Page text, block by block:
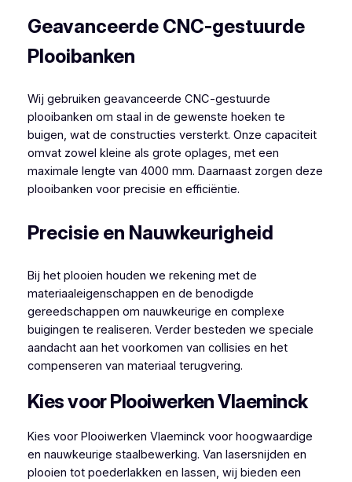
Geavanceerde CNC-gestuurde
Plooibanken
Wij gebruiken geavanceerde CNC-gestuurde
plooibanken om staal in de gewenste hoeken te
buigen, wat de constructies versterkt. Onze capaciteit
omvat zowel kleine als grote oplages, met een
maximale lengte van 4000 mm. Daarnaast zorgen deze
plooibanken voor precisie en efficiëntie.
Precisie en Nauwkeurigheid
Bij het plooien houden we rekening met de
materiaaleigenschappen en de benodigde
gereedschappen om nauwkeurige en complexe
buigingen te realiseren. Verder besteden we speciale
aandacht aan het voorkomen van collisies en het
compenseren van materiaal terugvering.
Kies voor Plooiwerken Vlaeminck
Kies voor Plooiwerken Vlaeminck voor hoogwaardige
en nauwkeurige staalbewerking. Van lasersnijden en
plooien tot poederlakken en lassen, wij bieden een